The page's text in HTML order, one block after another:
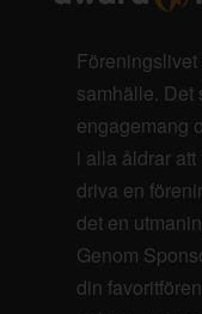
samhälle. Det
engagemang
i alla åldrar
driva en
det en
Genom
din